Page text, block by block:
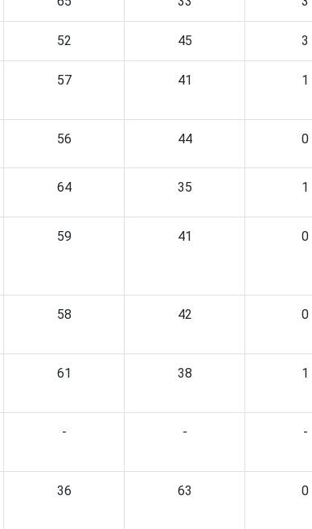
52 45 3
57 41 1
56 44 0
64 35 1
59 41 0
58 42 0
61 38 1
- - -
36 63 0